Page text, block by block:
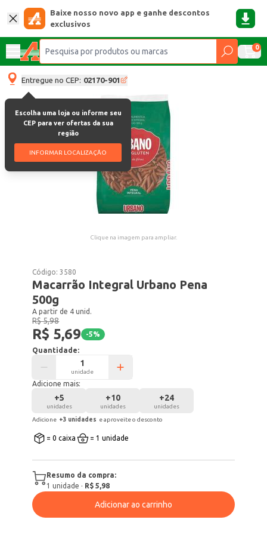
Baixe nosso novo app e ganhe descontos
exclusivos
0
Entregue no CEP: 02170-901
Escolha uma loja ou informe seu
CEP para ver ofertas da sua
região
INFORMAR LOCALIZAÇÃO
Clique na imagem para ampliar.
Código:3580
Macarrão Integral Urbano Pena
500g
A partir de 4 unid.
R$ 5,98
R$ 5,69 -5%
Quantidade:
unidade
Adicione mais:
+5
unidades
+10
unidades
+24
unidades
Adicione +3 unidades e aproveite o desconto
= 0 caixa = 1 unidade
Resumo da compra:
1 unidade · R$ 5,98
Adicionar ao carrinho